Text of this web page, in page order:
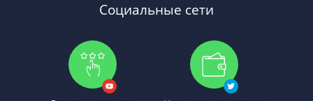
Социальные сети